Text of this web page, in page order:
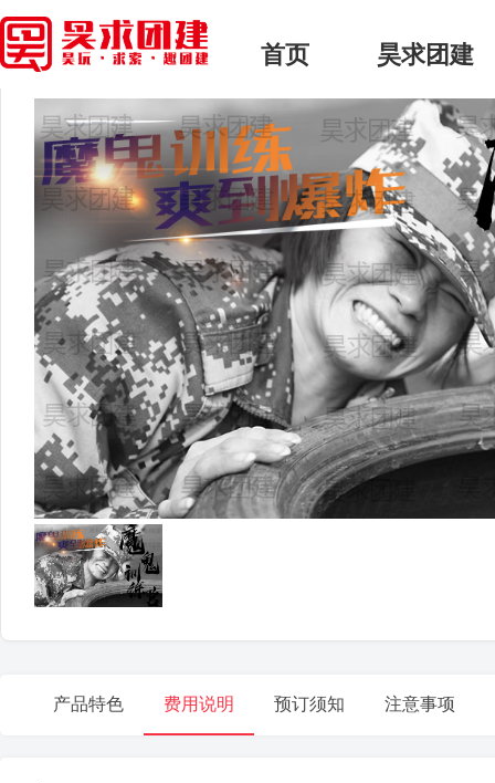
首页 昊求团建
首页> 昊求团建 > 正文
产品特色 费用说明 预订须知 注意事项